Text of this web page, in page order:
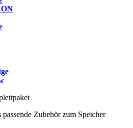
Zubehör zum Speicher